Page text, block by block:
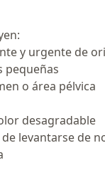
y urgente de
pequeñas
o área pélvica
desagradable
de levantarse de